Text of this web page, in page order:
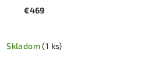
€469
Skladom(1 ks)